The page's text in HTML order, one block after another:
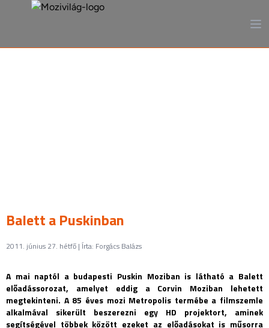
Balett a Puskinban
2011. június 27. hétfő | Írta: Forgács Balázs
A mai naptól a budapesti Puskin Moziban is látható a Balett
előadássorozat, amelyet eddig a Corvin Moziban lehetett
megtekinteni. A 85 éves mozi Metropolis termébe a filmszemle
alkalmával sikerült beszerezni egy HD projektort, aminek
segítségével többek között ezeket az előadásokat is műsorra